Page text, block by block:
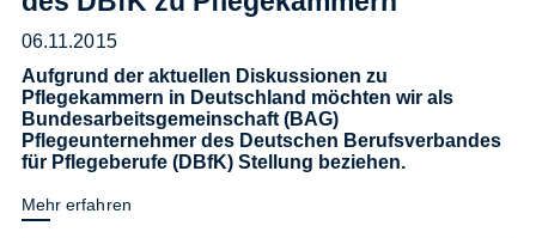
06.11.2015
Aufgrund der aktuellen Diskussionen zu
Pflegekammern in Deutschland möchten wir als
Bundesarbeitsgemeinschaft (BAG)
Pflegeunternehmer des Deutschen Berufsverbandes
für Pflegeberufe (DBfK) Stellung beziehen.
Mehr erfahren